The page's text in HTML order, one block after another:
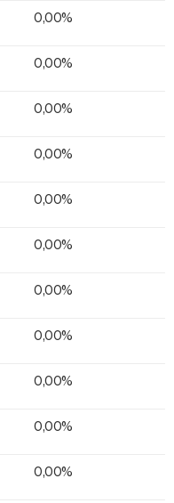
0,00%
0,00%
0,00%
0,00%
0,00%
0,00%
0,00%
0,00%
0,00%
0,00%
0,00%